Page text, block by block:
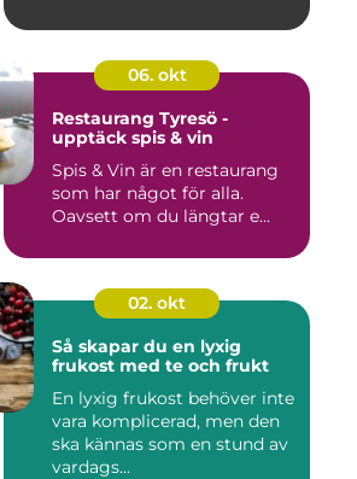
06. okt
Restaurang Tyresö -
upptäck spis & vin
Spis & Vin är en restaurang
som har något för alla.
Oavsett om du längtar e...
02. okt
Så skapar du en lyxig
frukost med te och frukt
En lyxig frukost behöver inte
vara komplicerad, men den
ska kännas som en stund av
vardags...